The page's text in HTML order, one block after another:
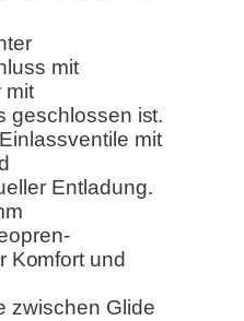
mit
mit
geschlossen ist.
mit
Entladung.
superdehnbarem Neopren­
Komfort und
zwischen Glide